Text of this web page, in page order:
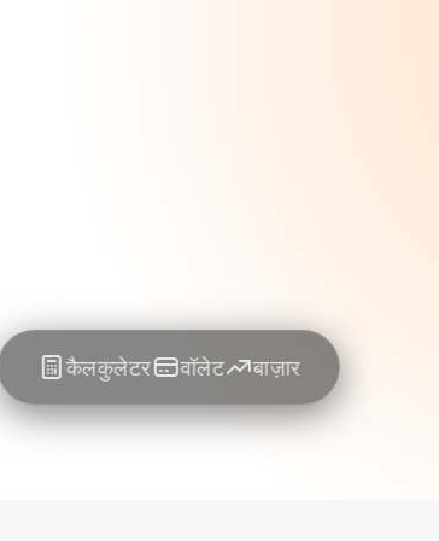
कैलकुलेटर वॉलेट बाज़ार